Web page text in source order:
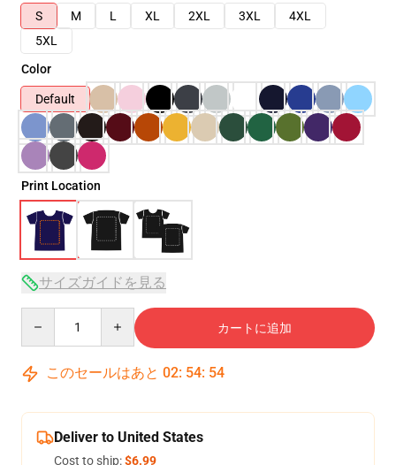
S
M L XL 2XL 3XL
4XL
5XL
Color
Default
Print Location
サイズガイドを見る
カートに追加
このセールはあと 02: 54: 54
Deliver to United States
Cost to ship:$6.99